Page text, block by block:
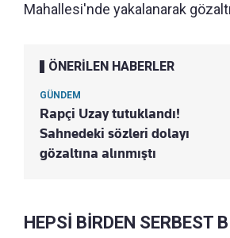
Mahallesi'nde yakalanarak
ÖNERİLEN HABERLER
GÜNDEM
Rapçi Uzay tutuklandı!
Sahnedeki sözleri dolayı
gözaltına alınmıştı
HEPSİ BİRDEN SERBEST